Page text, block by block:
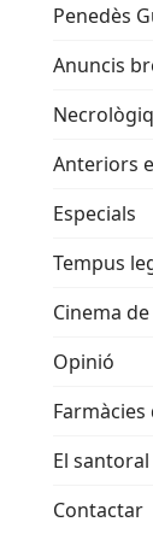
Penedès
Anuncis
Anteriors
Especials
Tempus
Cinema
Opinió
El
Contactar